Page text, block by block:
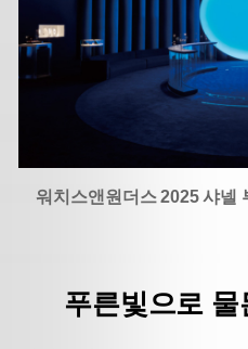
워치스앤원더스 2025 샤넬
푸른빛으로